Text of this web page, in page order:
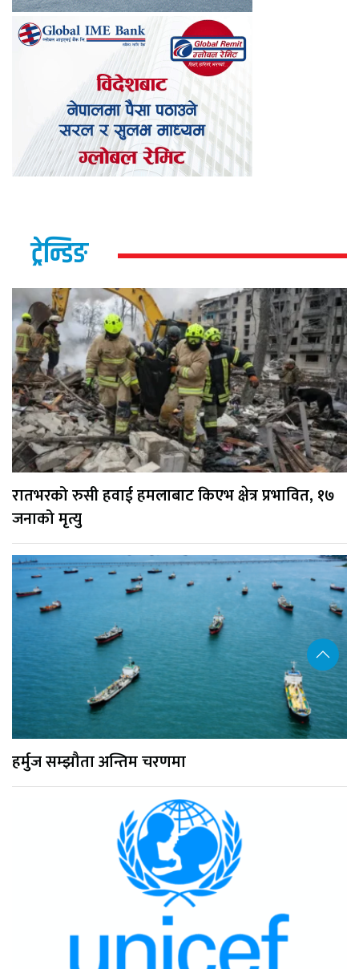
ट्रेन्डिङ
रातभरको रुसी हवाई हमलाबाट किएभ क्षेत्र प्रभावित, १७
जनाको मृत्यु
हर्मुज सम्झौता अन्तिम चरणमा